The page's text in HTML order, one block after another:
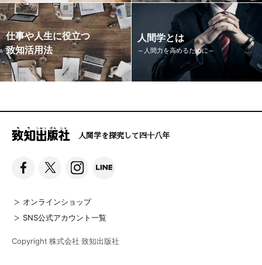
仕事や人生に役立つ
致知活用法
人間学とは
～人間力を高めるために～
人間学を探究して四十八年
オンラインショップ
SNS公式アカウント一覧
Copyright 株式会社 致知出版社